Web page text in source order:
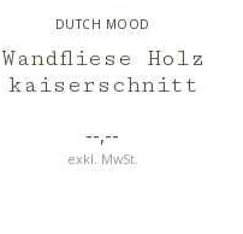
DUTCH MOOD
Wandfliese Holz
kaiserschnitt
--,--
exkl. MwSt.